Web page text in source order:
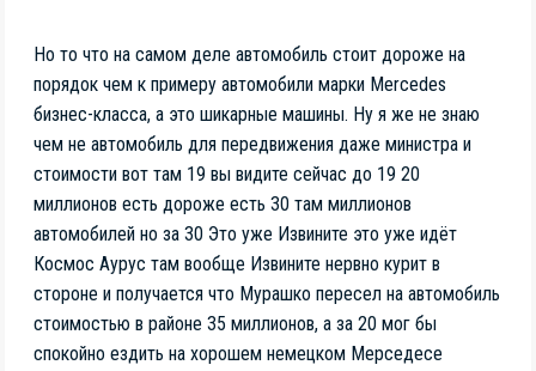
Но то что на самом деле автомобиль стоит дороже на
порядок чем к примеру автомобили марки Mercedes
бизнес-класса, а это шикарные машины. Ну я же не знаю
чем не автомобиль для передвижения даже министра и
стоимости вот там 19 вы видите сейчас до 19 20
миллионов есть дороже есть 30 там миллионов
автомобилей но за 30 Это уже Извините это уже идёт
Космос Аурус там вообще Извините нервно курит в
стороне и получается что Мурашко пересел на автомобиль
стоимостью в районе 35 миллионов, а за 20 мог бы
спокойно ездить на хорошем немецком Мерседесе